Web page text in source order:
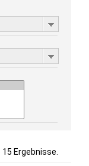
Ergebnisse.